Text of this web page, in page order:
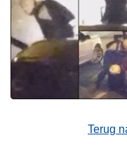
Terug